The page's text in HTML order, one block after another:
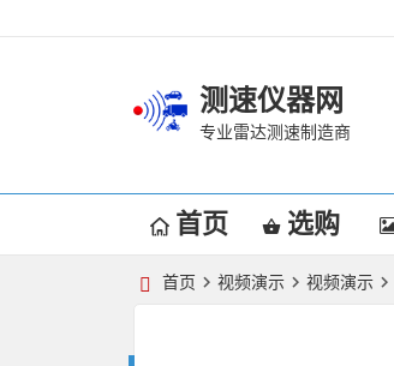
测速仪器网
专业雷达测速制造商
首页 选购
首页 视频演示 视频演示